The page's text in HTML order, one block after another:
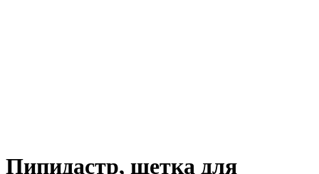
Пипидастр, щетка для